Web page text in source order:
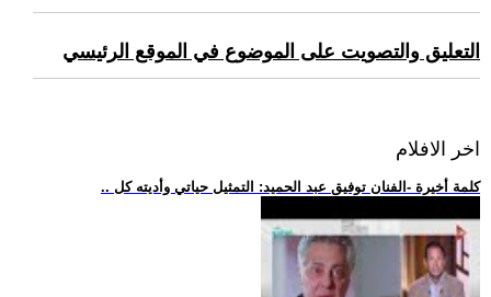
التعليق والتصويت على الموضوع في الموقع الرئيسي
اخر الافلام
.. كلمة أخيرة -الفنان توفيق عبد الحميد: التمثيل حياتي وأديته كل